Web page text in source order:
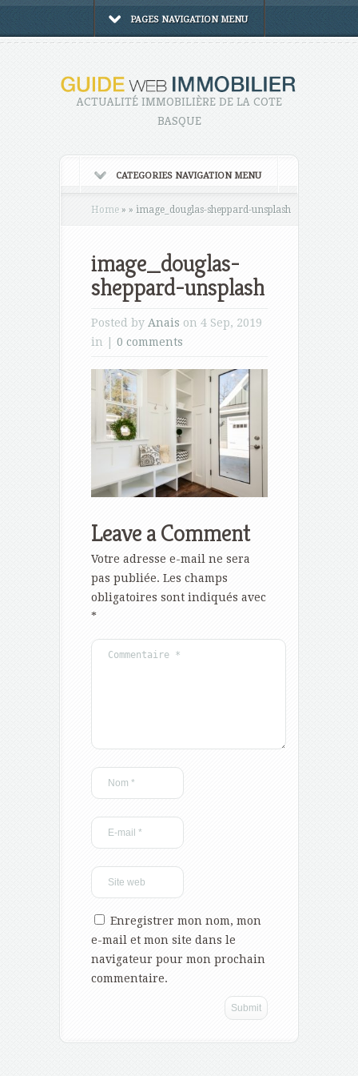
PAGES NAVIGATION MENU
ACTUALITÉ IMMOBILIÈRE DE LA COTE
BASQUE
CATEGORIES NAVIGATION MENU
Home » » image_douglas-sheppard-unsplash
image_douglas-
sheppard-unsplash
Posted by Anais on 4 Sep, 2019
in | 0 comments
Leave a Comment
Votre adresse e-mail ne sera
pas publiée. Les champs
obligatoires sont indiqués avec
*
Enregistrer mon nom, mon
e-mail et mon site dans le
navigateur pour mon prochain
commentaire.